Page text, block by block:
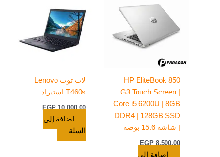
HP EliteBook 850
G3 Touch Screen |
Core i5 6200U | 8GB
DDR4 | 128GB SSD
| شاشة 15.6 بوصة
EGP8.500,00
إضافة إلى
لاب توب Lenovo
T460s استيراد
EGP10.000,00
إضافة إلى
السلة